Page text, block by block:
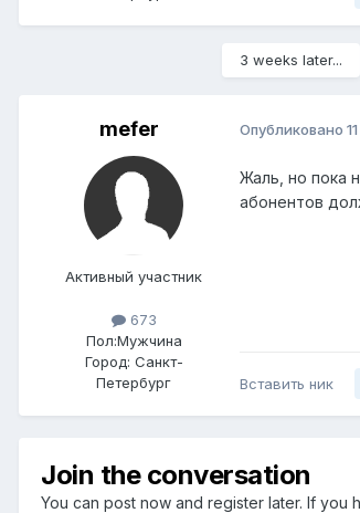
3 weeks later...
mefer
Активный участник
673
Пол:Мужчина
Город: Санкт-
Петербург
Опубликовано
Жаль, но пока
абонентов
Вставить ник
Join the conversation
You can post now and register later. If you